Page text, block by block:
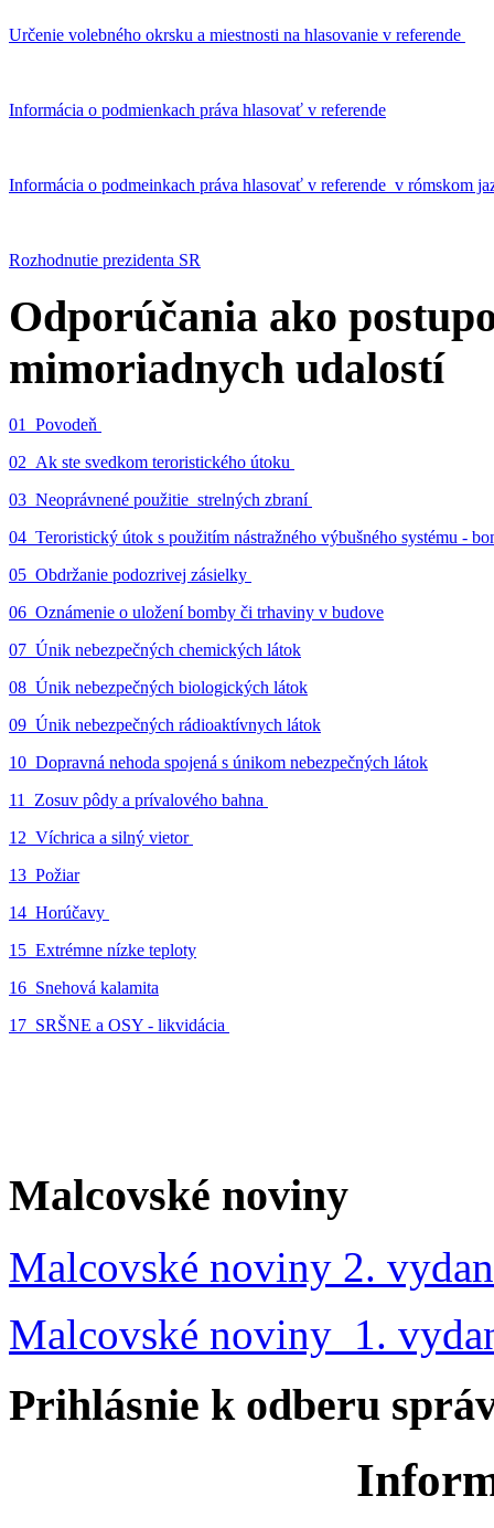
Určenie volebného okrsku a miestnosti na hlasovanie v referende
Informácia o podmienkach práva hlasovať v referende
Informácia o podmeinkach práva hlasovať v referende v rómskom
Rozhodnutie prezidenta SR
Odporúčania ako
mimoriadnych udalostí
01_Povodeň
02_Ak ste svedkom teroristického útoku
03_Neoprávnené použitie strelných zbraní
04_Teroristický útok s použitím nástražného výbušného systému -
05_Obdržanie podozrivej zásielky
06_Oznámenie o uložení bomby či trhaviny v budove
07_Únik nebezpečných chemických látok
08_Únik nebezpečných biologických látok
09_Únik nebezpečných rádioaktívnych látok
10_Dopravná nehoda spojená s únikom nebezpečných látok
11_Zosuv pôdy a prívalového bahna
12_Víchrica a silný vietor
13_Požiar
14_Horúčavy
15_Extrémne nízke teploty
16_Snehová kalamita
17_SRŠNE a OSY - likvidácia
Malcovské noviny
Malcovské noviny 2.
Malcovské noviny 1.
Prihlásnie k odberu